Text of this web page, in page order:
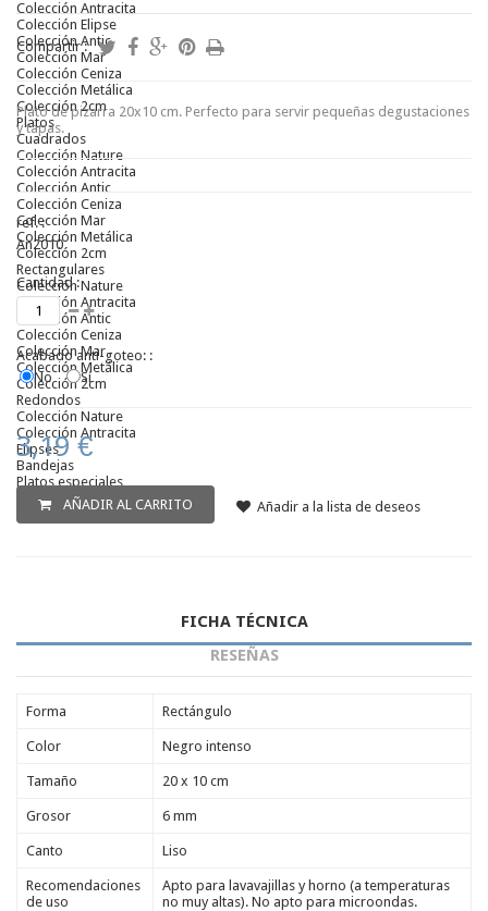
Colección Antracita
Colección Elipse
Colección Antic
Colección Mar
Colección Ceniza
Colección Metálica
Colección 2cm
Platos
Cuadrados
Colección Nature
Colección Antracita
Colección Antic
Colección Ceniza
Colección Mar
Colección Metálica
Colección 2cm
Rectangulares
Colección Nature
Colección Antracita
Colección Antic
Colección Ceniza
Colección Mar
Colección Metálica
Colección 2cm
Redondos
Colección Nature
Colección Antracita
Elipses
Bandejas
Platos especiales
Porta-brochetas de pizarra
Complementos de pizarra
Compartir :
Plato de pizarra 20x10 cm. Perfecto para servir pequeñas degustaciones
y tapas.
ref. :
An2010
Cantidad :
Acabado anti-goteo: :
No
Sí
3,19 €
AÑADIR AL CARRITO Añadir a la lista de deseos
FICHA TÉCNICA
RESEÑAS
Forma Rectángulo
Color Negro intenso
Tamaño 20 x 10 cm
Grosor 6 mm
Canto Liso
Recomendaciones
de uso
Apto para lavavajillas y horno (a temperaturas
no muy altas). No apto para microondas.